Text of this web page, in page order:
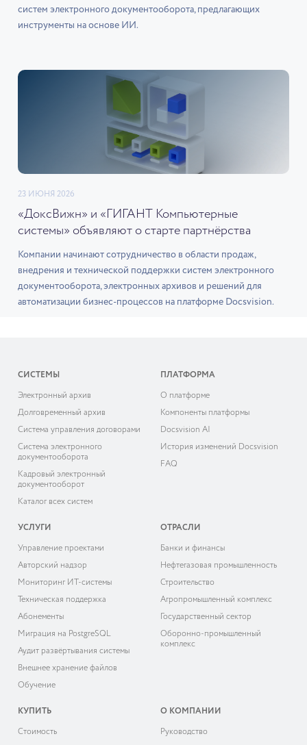
систем электронного документооборота, предлагающих
инструменты на основе ИИ.
23 ИЮНЯ 2026
«ДоксВижн» и «ГИГАНТ Компьютерные
системы» объявляют о старте партнёрства
Компании начинают сотрудничество в области продаж,
внедрения и технической поддержки систем электронного
документооборота, электронных архивов и решений для
автоматизации бизнес-процессов на платформе Docsvision.
СИСТЕМЫ
Электронный архив
Долговременный архив
Система управления договорами
Система электронного
документооборота
Кадровый электронный
документооборот
Каталог всех систем
ПЛАТФОРМА
О платформе
Компоненты платформы
Docsvision AI
История изменений Docsvision
FAQ
УСЛУГИ
Управление проектами
Авторский надзор
Мониторинг ИТ-системы
Техническая поддержка
Абонементы
Миграция на PostgreSQL
Аудит развёртывания системы
Внешнее хранение файлов
Обучение
ОТРАСЛИ
Банки и финансы
Нефтегазовая промышленность
Строительство
Агропромышленный комплекс
Государственный сектор
Оборонно-промышленный
комплекс
КУПИТЬ
Cтоимость
О КОМПАНИИ
Руководство